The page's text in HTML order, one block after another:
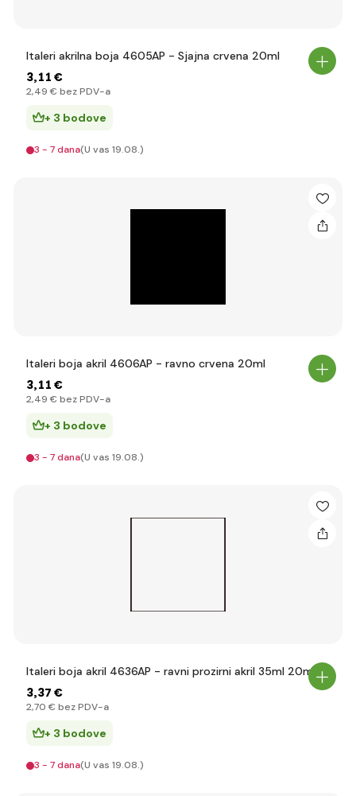
Italeri akrilna boja 4605AP - Sjajna crvena 20ml
3,11 €
2,49 € bez PDV-a
+ 3 bodove
3 - 7 dana(U vas 19.08.)
Italeri boja akril 4606AP - ravno crvena 20ml
3,11 €
2,49 € bez PDV-a
+ 3 bodove
3 - 7 dana(U vas 19.08.)
Italeri boja akril 4636AP - ravni prozirni akril 35ml 20ml
3,37 €
2,70 € bez PDV-a
+ 3 bodove
3 - 7 dana(U vas 19.08.)